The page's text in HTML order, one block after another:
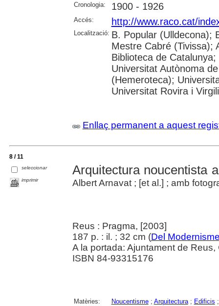
Cronologia: 1900 - 1926
Accés: http://www.raco.cat/
Localització: B. Popular (Ulldecona);
Mestre Cabré (Tivissa);
Biblioteca de
Universitat Autònoma
(Hemeroteca);
Universitat Rovira i
Enllaç permanent a aquest
8 / 11
seleccionar
imprimir
Arquitectura noucentista
Albert Arnavat ; [et al.] ; amb
Reus : Pragma, [2003]
187 p. : il. ; 32 cm (Del
A la portada: Ajuntament de
ISBN 84-93315176
Matèries: Noucentisme; Arquitectura; Edificis